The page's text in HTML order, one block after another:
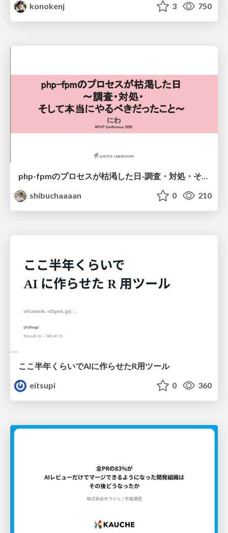
konokenj
3 750
php-fpmのプロセスが枯渇した日-調査・対処・そして本当にやるべきだったこと-
shibuchaaaan
0 210
ここ半年くらいでAIに作らせたR用ツール
eitsupi
0 360